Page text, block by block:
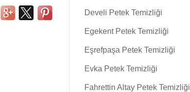
Develi Petek Temizliği
Egekent Petek Temizliği
Eşrefpaşa Petek Temizliği
Evka Petek Temizliği
Fahrettin Altay Petek Temizliği